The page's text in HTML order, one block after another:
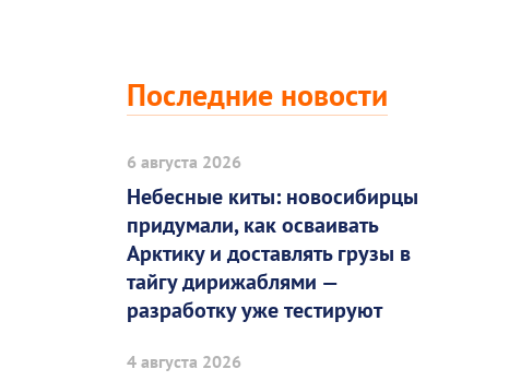
Последние новости
6 августа 2026
Небесные киты: новосибирцы
придумали, как осваивать
Арктику и доставлять грузы в
тайгу дирижаблями —
разработку уже тестируют
4 августа 2026